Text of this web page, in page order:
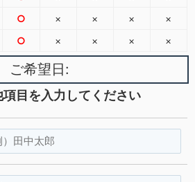
○
○
×
×
×
×
×
×
×
×
ご希望日:
項目を入力してください